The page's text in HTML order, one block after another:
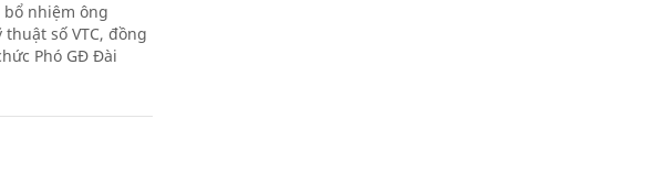
nhiệm ông
số VTC, đồng
Phó GĐ Đài